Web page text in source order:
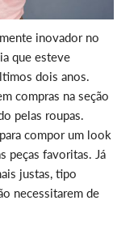
inovador no
que esteve
dois anos.
compras na seção
pelas roupas.
compor um look
peças favoritas. Já
justas, tipo
necessitarem de